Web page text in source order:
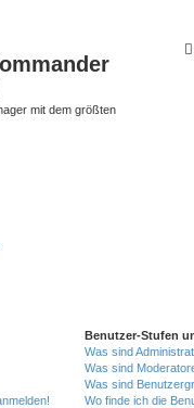
mit dem größten
Benutzer-Stufen
Was sind
Was sind
Was sind
Wo finde ich die